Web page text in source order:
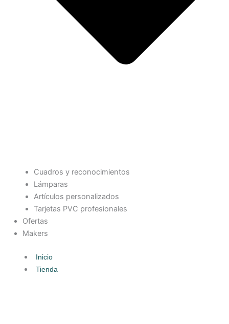
Cuadros y reconocimientos
Lámparas
Artículos personalizados
Tarjetas PVC profesionales
Ofertas
Makers
Inicio
Tienda